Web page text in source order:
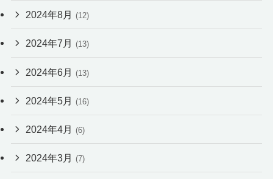
2024年8月 (12)
2024年7月 (13)
2024年6月 (13)
2024年5月 (16)
2024年4月 (6)
2024年3月 (7)